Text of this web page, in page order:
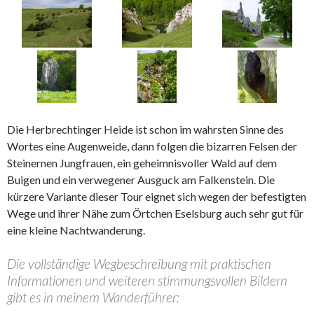
Die Herbrechtinger Heide ist schon im wahrsten Sinne des
Wortes eine Augenweide, dann folgen die bizarren Felsen der
Steinernen Jungfrauen, ein geheimnisvoller Wald auf dem
Buigen und ein verwegener Ausguck am Falkenstein. Die
kürzere Variante dieser Tour eignet sich wegen der befestigten
Wege und ihrer Nähe zum Örtchen Eselsburg auch sehr gut für
eine kleine Nachtwanderung.
Die vollständige Wegbeschreibung mit praktischen
Informationen und weiteren stimmungsvollen Bildern
gibt es in meinem Wanderführer: